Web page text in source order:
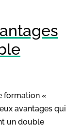
formation «
avantages qui
un double